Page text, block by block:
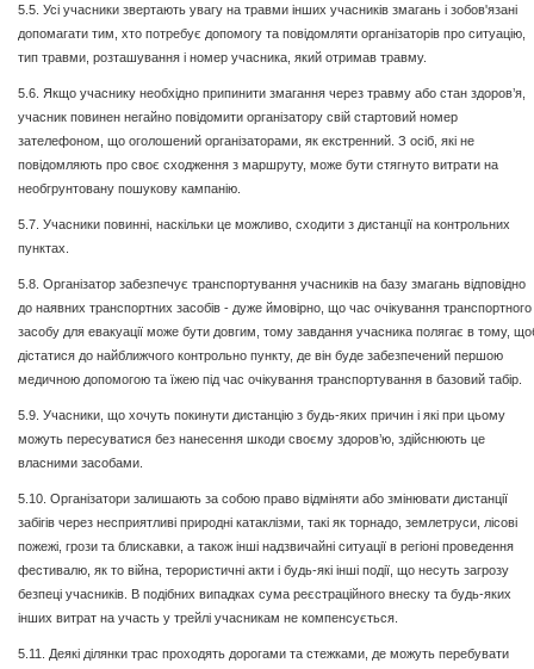
5.5. Усі учасники звертають увагу на травми інших учасників змагань і зобов'язані
допомагати тим, хто потребує допомогу та повідомляти організаторів про ситуацію,
тип травми, розташування і номер учасника, який отримав травму.
5.6. Якщо учаснику необхідно припинити змагання через травму або стан здоров’я,
учасник повинен негайно повідомити організатору свій стартовий номер
зателефоном, що оголошений організаторами, як екстренний. З осіб, які не
повідомляють про своє сходження з маршруту, може бути стягнуто витрати на
необгрунтовану пошукову кампанію.
5.7. Учасники повинні, наскільки це можливо, сходити з дистанції на контрольних
пунктах.
5.8. Організатор забезпечує транспортування учасників на базу змагань відповідно
до наявних транспортних засобів - дуже ймовірно, що час очікування транспортного
засобу для евакуації може бути довгим, тому завдання учасника полягає в тому,
дістатися до найближчого контрольно пункту, де він буде забезпечений першою
медичною допомогою та їжею під час очікування транспортування в базовий табір.
5.9. Учасники, що хочуть покинути дистанцію з будь-яких причин і які при цьому
можуть пересуватися без нанесення шкоди своєму здоров’ю, здійснюють це
власними засобами.
5.10. Організатори залишають за собою право відміняти або змінювати дистанції
забігів через несприятливі природні катаклізми, такі як торнадо, землетруси, лісові
пожежі, грози та блискавки, а також інші надзвичайні ситуації в регіоні проведення
фестивалю, як то війна, терористичні акти і будь-які інші події, що несуть загрозу
безпеці учасників. В подібних випадках сума реєстраційного внеску та будь-яких
інших витрат на участь у трейлі учасникам не компенсується.
5.11. Деякі ділянки трас проходять дорогами та стежками, де можуть перебувати